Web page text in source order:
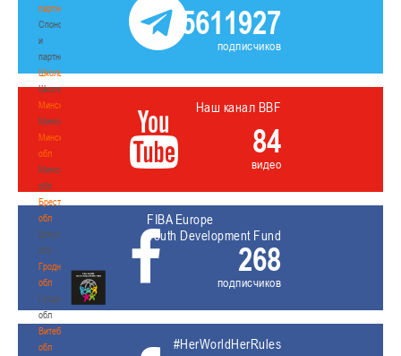
партнеры
Спонсоры
и
партнеры
Школы
Школы
Минск
Минск
Минская
обл
Минская
обл
Брестская
обл
Брестская
обл
Гродненская
обл
Гродненская
обл
Витебская
обл
5611927
подписчиков
Наш канал BBF
84
видео
FIBA Europe
Youth Development Fund
268
подписчиков
#HerWorldHerRules